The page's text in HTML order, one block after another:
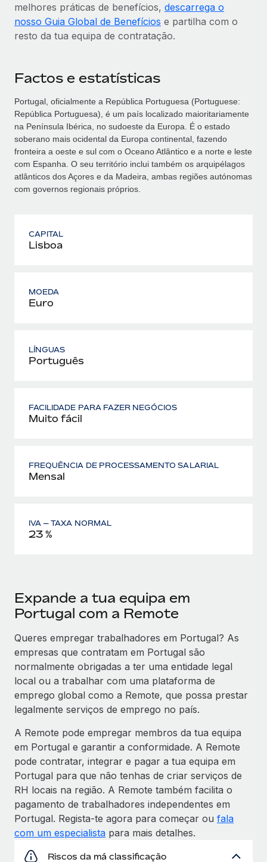
melhores práticas de benefícios, descarrega o
nosso Guia Global de Benefícios e partilha com o
resto da tua equipa de contratação.
Factos e estatísticas
Portugal, oficialmente a República Portuguesa (Portuguese:
República Portuguesa), é um país localizado maioritariamente
na Península Ibérica, no sudoeste da Europa. É o estado
soberano mais ocidental da Europa continental, fazendo
fronteira a oeste e sul com o Oceano Atlântico e a norte e leste
com Espanha. O seu território inclui também os arquipélagos
atlânticos dos Açores e da Madeira, ambas regiões autónomas
com governos regionais próprios.
CAPITAL
Lisboa
MOEDA
Euro
LÍNGUAS
Português
FACILIDADE PARA FAZER NEGÓCIOS
Muito fácil
FREQUÊNCIA DE PROCESSAMENTO SALARIAL
Mensal
IVA — TAXA NORMAL
23 %
Expande a tua equipa em
Portugal com a Remote
Queres empregar trabalhadores em Portugal? As
empresas que contratam em Portugal são
normalmente obrigadas a ter uma entidade legal
local ou a trabalhar com uma plataforma de
emprego global como a Remote, que possa prestar
legalmente serviços de emprego no país.
A Remote pode empregar membros da tua equipa
em Portugal e garantir a conformidade. A Remote
pode contratar, integrar e pagar a tua equipa em
Portugal para que não tenhas de criar serviços de
RH locais na região. A Remote também facilita o
pagamento de trabalhadores independentes em
Portugal. Regista-te agora para começar ou fala
com um especialista para mais detalhes.
Riscos da má classificação